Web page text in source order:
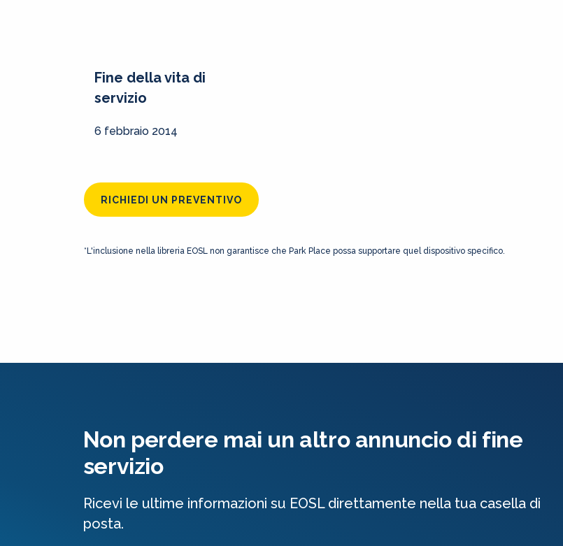
Fine della vita di
servizio
6 febbraio 2014
RICHIEDI UN PREVENTIVO
*L'inclusione nella libreria EOSL non garantisce che Park Place possa supportare quel dispositivo specifico.
Non perdere mai un altro annuncio di fine
servizio
Ricevi le ultime informazioni su EOSL direttamente nella tua casella di
posta.